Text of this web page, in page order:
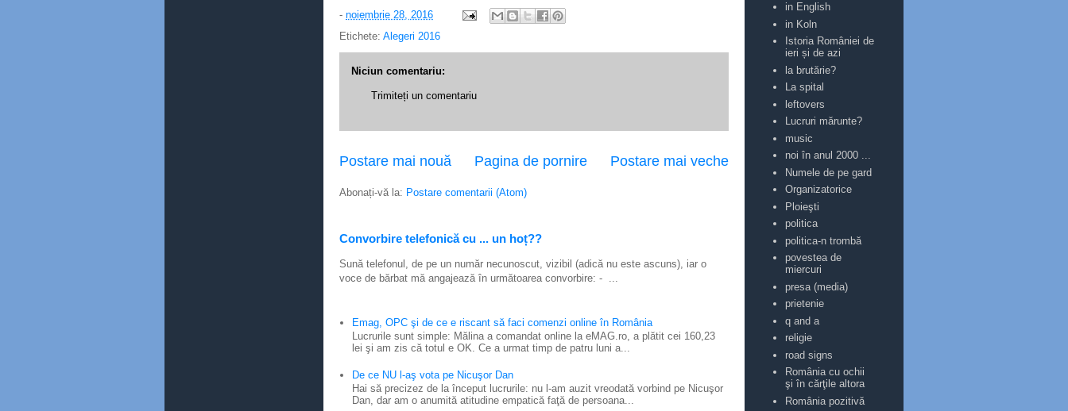
- noiembrie 28, 2016
Etichete: Alegeri 2016
Niciun comentariu:
Trimiteți un comentariu
Postare mai nouă Postare mai veche
Pagina de pornire
Abonați-vă la: Postare comentarii (Atom)
Convorbire telefonică cu ... un hoț??
Sună telefonul, de pe un număr necunoscut, vizibil (adică nu este ascuns), iar o
voce de bărbat mă angajează în următoarea convorbire: - ...
Emag, OPC şi de ce e riscant să faci comenzi online în România
Lucrurile sunt simple: Mălina a comandat online la eMAG.ro, a plătit cei 160,23
lei şi am zis că totul e OK. Ce a urmat timp de patru luni a...
De ce NU l-aş vota pe Nicuşor Dan
Hai să precizez de la început lucrurile: nu l-am auzit vreodată vorbind pe Nicuşor
Dan, dar am o anumită atitudine empatică faţă de persoana...
in English
in Koln
Istoria României de
ieri și de azi
la brutărie?
La spital
leftovers
Lucruri mărunte?
music
noi în anul 2000 ...
Numele de pe gard
Organizatorice
Ploieşti
politica
politica-n trombă
povestea de
miercuri
presa (media)
prietenie
q and a
religie
road signs
România cu ochii
şi în cărţile altora
România pozitivă